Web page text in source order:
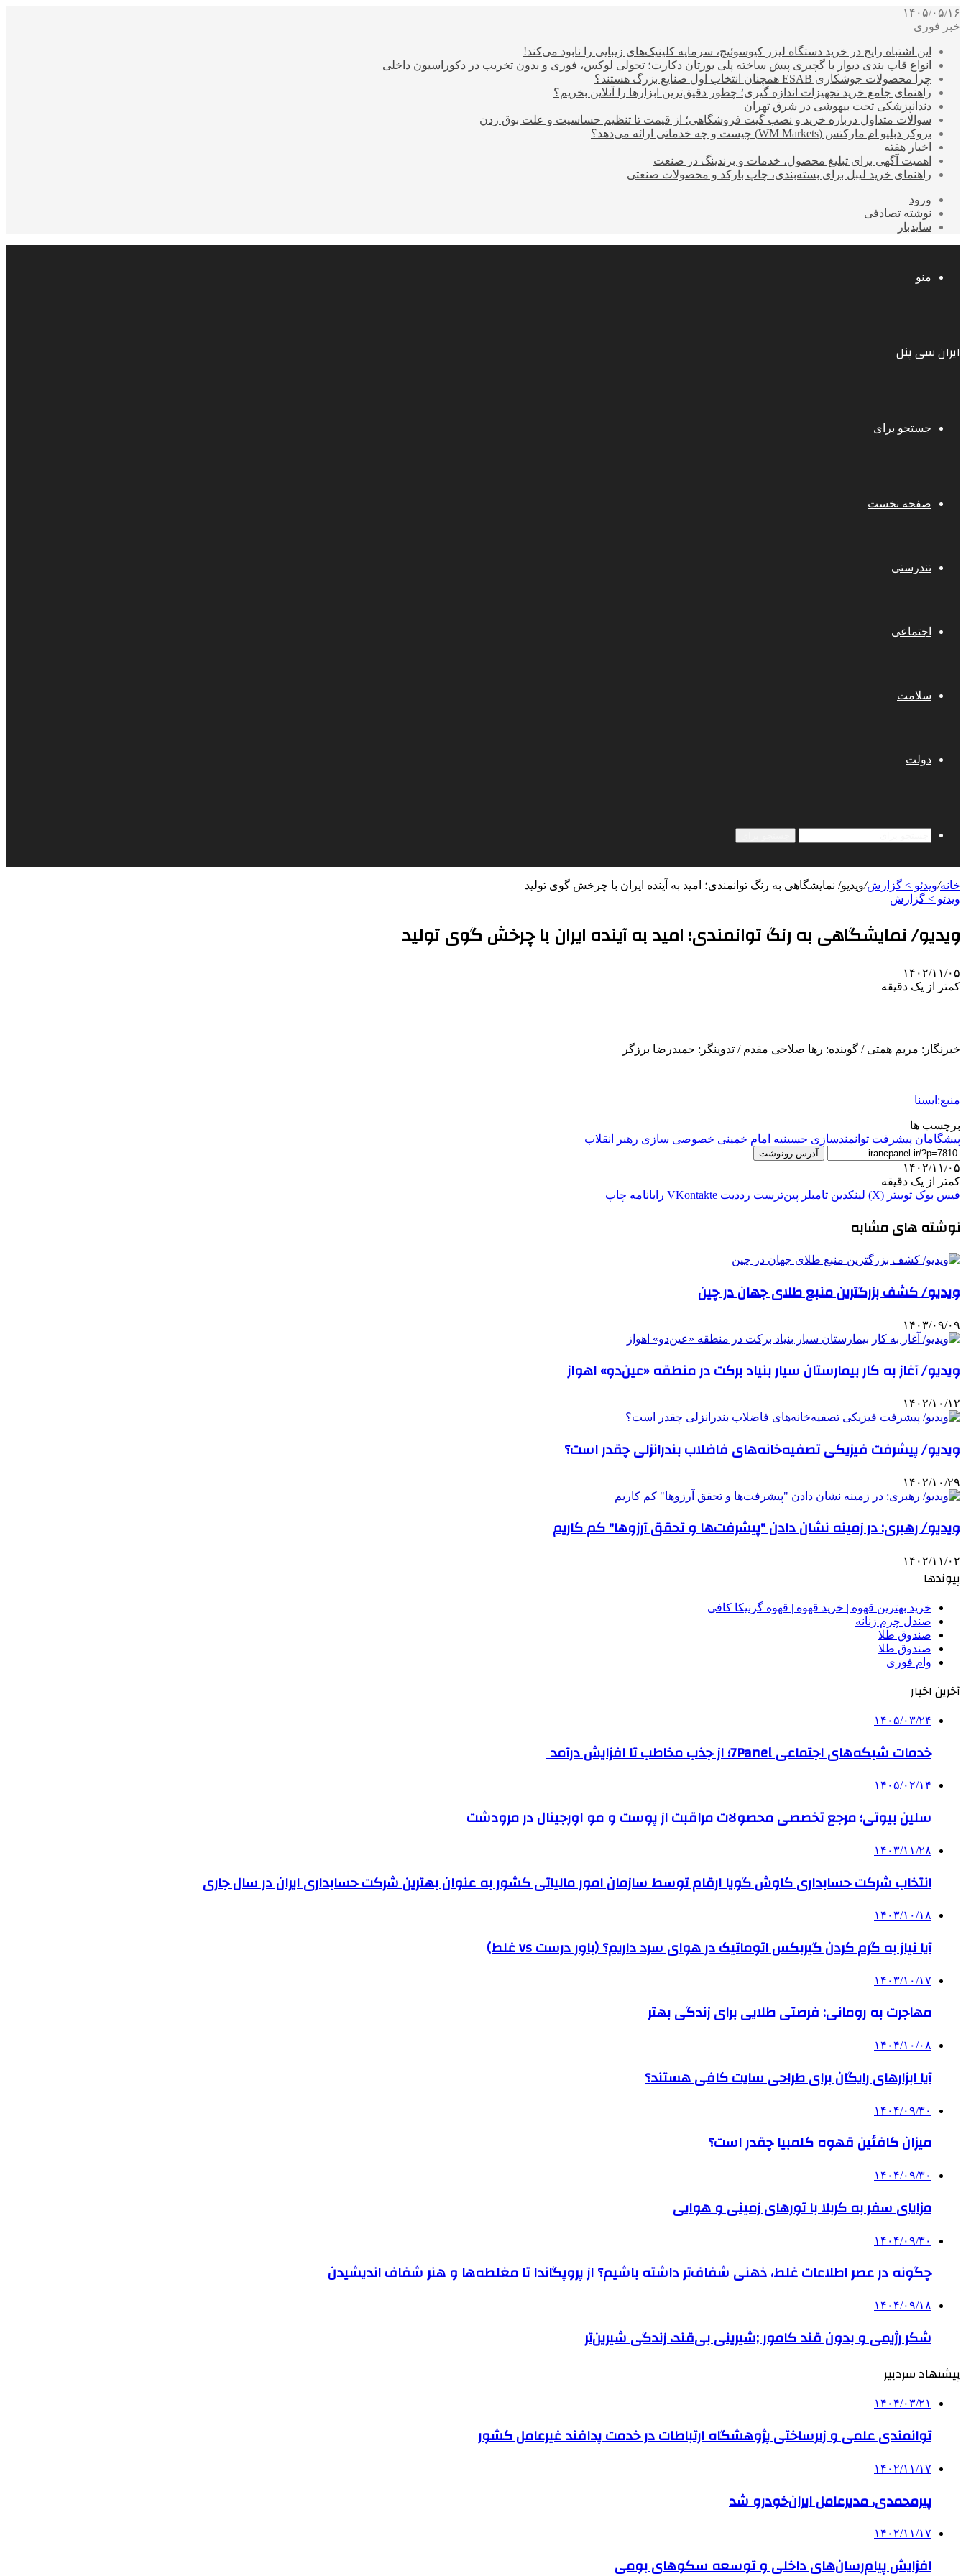
۱۴۰۵/۰۵/۱۶
خبر فوری
این اشتباه رایج در خرید دستگاه لیزر کیوسوئیچ، سرمایه کلینیک‌های زیبایی را نابود می‌کند!
انواع قاب بندی دیوار با گچبری پیش ساخته پلی یورتان دکارت؛ تحولی لوکس، فوری و بدون تخریب در دکوراسیون داخلی
چرا محصولات جوشکاری ESAB همچنان انتخاب اول صنایع بزرگ هستند؟
راهنمای جامع خرید تجهیزات اندازه گیری؛ چطور دقیق‌ترین ابزارها را آنلاین بخریم؟
دندانپزشکی تحت بیهوشی در شرق تهران
سوالات متداول درباره خرید و نصب گیت فروشگاهی؛ از قیمت تا تنظیم حساسیت و علت بوق زدن
بروکر دبلیو ام مارکتس (WM Markets) چیست و چه خدماتی ارائه می‌دهد؟
اخبار هفته
اهمیت آگهی برای تبلیغ محصول، خدمات و برندینگ در صنعت
راهنمای خرید لیبل برای بسته‌بندی، چاپ بارکد و محصولات صنعتی
ورود
نوشته تصادفی
سایدبار
منو
ایران سی پنل
جستجو برای
صفحه نخست
تندرستی
اجتماعی
سلامت
دولت
خانه/ویدئو > گزارش/ویدیو/ نمایشگاهی به رنگ توانمندی؛ امید به آینده ایران با چرخش گوی تولید
ویدئو > گزارش
ویدیو/ نمایشگاهی به رنگ توانمندی؛ امید به آینده ایران با چرخش گوی تولید
۱۴۰۲/۱۱/۰۵
کمتر از یک دقیقه
خبرنگار: مریم همتی / گوینده: رها صلاحی مقدم / تدوینگر: حمیدرضا برزگر
منبع:ایسنا
برچسب ها
پیشگامان پیشرفت توانمندسازی حسینیه امام خمینی خصوصی سازی رهبر انقلاب
آدرس رونوشت
۱۴۰۲/۱۱/۰۵
کمتر از یک دقیقه
فیس بوک توییتر (X) لینکدین ‫تامبلر ‫پین‌ترست ‫رددیت ‫VKontakte رایانامه چاپ
نوشته های مشابه
ویدیو/ کشف بزرگترین منبع طلای جهان در چین
۱۴۰۳/۰۹/۰۹
ویدیو/ آغاز به کار بیمارستان سیار بنیاد برکت در منطقه «عین‌دو» اهواز
۱۴۰۲/۱۰/۱۲
ویدیو/ پیشرفت فیزیکی تصفیه‌خانه‌های فاضلاب بندرانزلی چقدر است؟
۱۴۰۲/۱۰/۲۹
ویدیو/ رهبری: در زمینه‌ نشان دادن "پیشرفت‌ها و تحقق آرزوها" کم کاریم
۱۴۰۲/۱۱/۰۲
پیوندها
خرید بهترین قهوه | خرید قهوه | قهوه گرنیکا کافی
صندل چرم زنانه
صندوق طلا
صندوق طلا
وام فوری
آخرین اخبار
۱۴۰۵/۰۳/۲۴
خدمات شبکه‌های اجتماعی 7Panel؛ از جذب مخاطب تا افزایش درآمد
۱۴۰۵/۰۲/۱۴
سلین بیوتی؛ مرجع تخصصی محصولات مراقبت از پوست و مو اورجینال در مرودشت
۱۴۰۳/۱۱/۲۸
انتخاب شرکت حسابداری کاوش گویا ارقام توسط سازمان امور مالیاتی کشور به عنوان بهترین شرکت حسابداری ایران در سال جاری
۱۴۰۳/۱۰/۱۸
آیا نیاز به گرم کردن گیربکس اتوماتیک در هوای سرد داریم؟ (باور درست vs غلط)
۱۴۰۳/۱۰/۱۷
مهاجرت به رومانی: فرصتی طلایی برای زندگی بهتر
۱۴۰۴/۱۰/۰۸
آیا ابزارهای رایگان برای طراحی سایت کافی هستند؟
۱۴۰۴/۰۹/۳۰
میزان کافئین قهوه کلمبیا چقدر است؟
۱۴۰۴/۰۹/۳۰
مزایای سفر به کربلا با تورهای زمینی و هوایی
۱۴۰۴/۰۹/۳۰
چگونه در عصر اطلاعات غلط، ذهنی شفاف‌تر داشته باشیم؟ از پروپگاندا تا مغلطه‌ها و هنر شفاف اندیشیدن
۱۴۰۴/۰۹/۱۸
شکر رژیمی و بدون قند کامور ;شیرینی بی‌قند، زندگی شیرین‌تر
پیشنهاد سردبیر
۱۴۰۴/۰۳/۲۱
توانمندی علمی و زیرساختی پژوهشگاه ارتباطات در خدمت پدافند غیرعامل کشور
۱۴۰۲/۱۱/۱۷
پیرمحمدی، مدیرعامل ایران‌خودرو شد
۱۴۰۲/۱۱/۱۷
افزایش پیام‌رسان‌های داخلی و توسعه سکوهای بومی